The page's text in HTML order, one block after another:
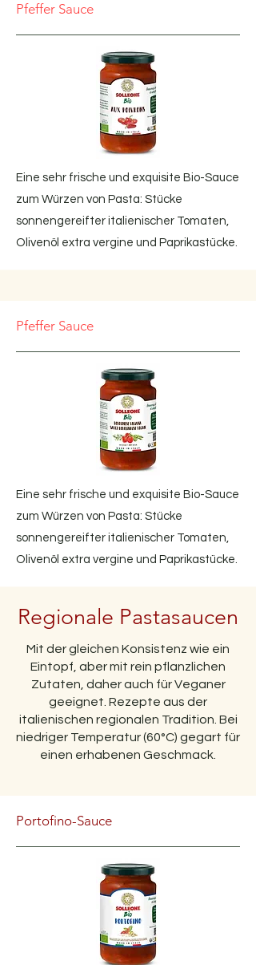
Pfeffer Sauce
Eine sehr frische und exquisite Bio-Sauce
zum Würzen von Pasta: Stücke
sonnengereifter italienischer Tomaten,
Olivenöl extra vergine und Paprikastücke.
Pfeffer Sauce
Eine sehr frische und exquisite Bio-Sauce
zum Würzen von Pasta: Stücke
sonnengereifter italienischer Tomaten,
Olivenöl extra vergine und Paprikastücke.
Regionale Pastasaucen
Mit der gleichen Konsistenz wie ein
Eintopf, aber mit rein pflanzlichen
Zutaten, daher auch für Veganer
geeignet. Rezepte aus der
italienischen regionalen Tradition. Bei
niedriger Temperatur (60°C) gegart für
einen erhabenen Geschmack.
Portofino-Sauce